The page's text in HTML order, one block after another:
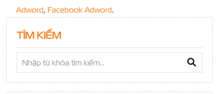
Adword, Facebook Adword.
TÌM KIẾM